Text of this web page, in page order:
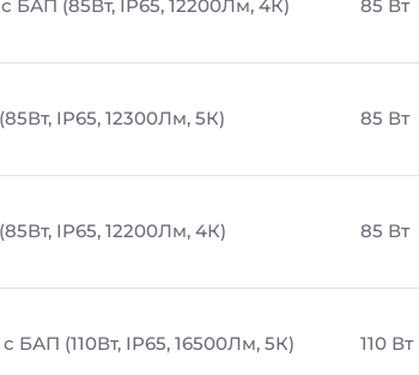
БАП (85Вт, IP65, 12200Лм, 4К) 85 Вт
IP65, 12300Лм, 5К) 85 Вт
IP65, 12200Лм, 4К) 85 Вт
БАП (110Вт, IP65, 16500Лм, 5К) 110 Вт